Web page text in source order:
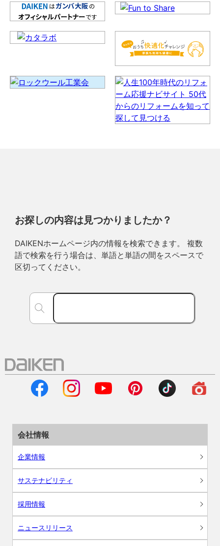
お探しの内容は見つかりましたか？
DAIKENホームページ内の情報を検索できます。 複数
語で検索を行う場合は、単語と単語の間をスペースで
区切ってください。
会社情報
企業情報
サステナビリティ
採用情報
ニュースリリース